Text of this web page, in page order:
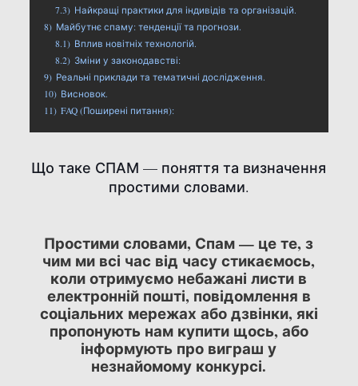
7.3) Найкращі практики для індивідів та організацій.
8) Майбутнє спаму: тенденції та прогнози.
8.1) Вплив новітніх технологій.
8.2) Зміни у законодавстві:
9) Реальні приклади та тематичні дослідження.
10) Висновок.
11) FAQ (Поширені питання):
Що таке СПАМ — поняття та визначення
простими словами.
Простими словами, Спам — це те, з
чим ми всі час від часу стикаємось,
коли отримуємо небажані листи в
електронній пошті, повідомлення в
соціальних мережах або дзвінки, які
пропонують нам купити щось, або
інформують про виграш у
незнайомому конкурсі.